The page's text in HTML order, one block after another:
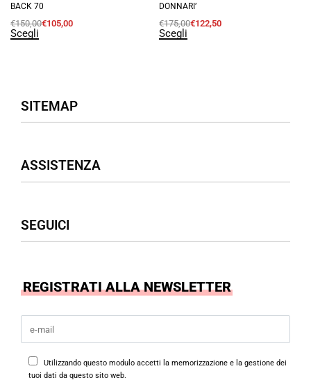
BACK 70
€150,00€105,00
Scegli
DONNARI’
€175,00€122,50
Scegli
SITEMAP
Donna
Borse
ASSISTENZA
Termini & Condizioni
SEGUICI
Instagram
REGISTRATI ALLA NEWSLETTER
Utilizzando questo modulo accetti la memorizzazione e la gestione dei
tuoi dati da questo sito web.